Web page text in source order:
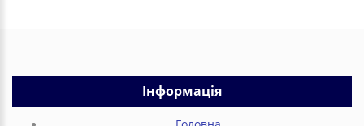
Інформація